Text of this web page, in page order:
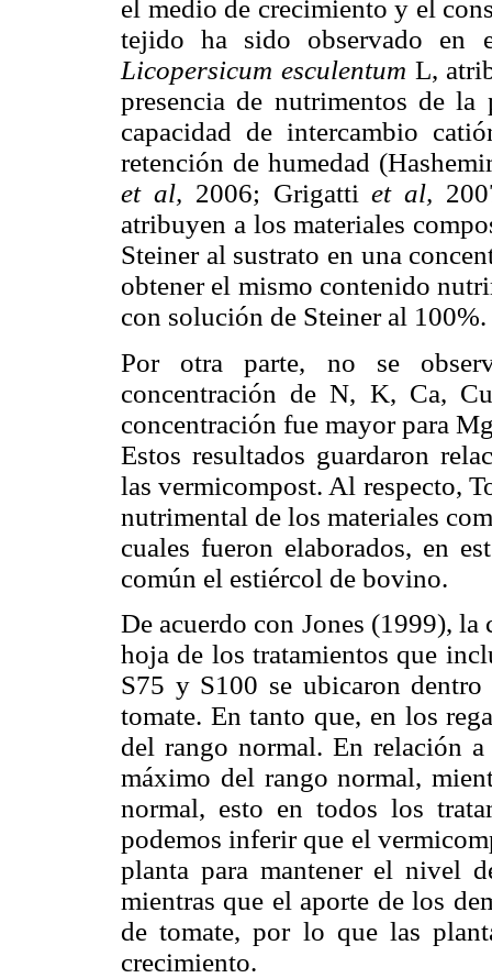
el medio de crecimiento y el
tejido ha sido observado en
Licopersicum esculentum L,
presencia de nutrimentos de
capacidad de intercambio
retención de humedad
et al, 2006; Grigattiet al,
atribuyen a los materiales
Steiner al sustrato en una
obtener el mismo contenido
con solución de Steiner al 100%.
Por otra parte, no se
concentración de N, K, Ca,
concentración fue mayor para
Estos resultados guardaron
las vermicompost. Al respecto,
nutrimental de los materiales
cuales fueron elaborados, en
común el estiércol de bovino.
De acuerdo con Jones (1999),
hoja de los tratamientos que
S75 y S100 se ubicaron
tomate. En tanto que, en los
del rango normal. En relación
máximo del rango normal,
normal, esto en todos los
podemos inferir que el
planta para mantener el nivel
mientras que el aporte de los
de tomate, por lo que las
crecimiento.